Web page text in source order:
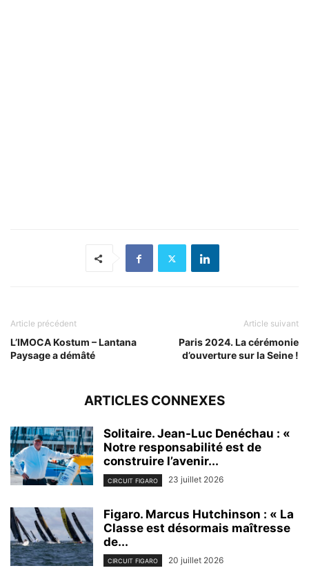
Article précédent
L’IMOCA Kostum – Lantana
Paysage a démâté
Article suivant
Paris 2024. La cérémonie
d’ouverture sur la Seine !
ARTICLES CONNEXES
Solitaire. Jean-Luc Denéchau : «
Notre responsabilité est de
construire l’avenir...
CIRCUIT FIGARO 23 juillet 2026
Figaro. Marcus Hutchinson : « La
Classe est désormais maîtresse
de...
CIRCUIT FIGARO 20 juillet 2026